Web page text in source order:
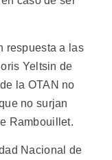
respuesta a las
Yeltsin de
la OTAN no
no surjan
Rambouillet.
Nacional de